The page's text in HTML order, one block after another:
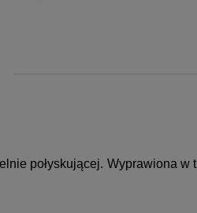
połyskującej. Wyprawiona